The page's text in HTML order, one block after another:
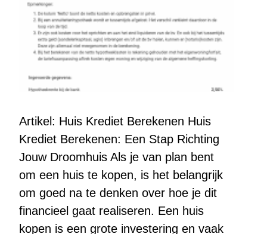
Artikel: Huis Krediet Berekenen Huis
Krediet Berekenen: Een Stap Richting
Jouw Droomhuis Als je van plan bent
om een huis te kopen, is het belangrijk
om goed na te denken over hoe je dit
financieel gaat realiseren. Een huis
kopen is een grote investering en vaak